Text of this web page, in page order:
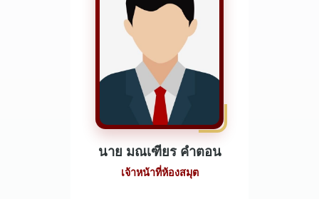
นาย มณเฑียร คำตอน
เจ้าหน้าที่ห้องสมุต